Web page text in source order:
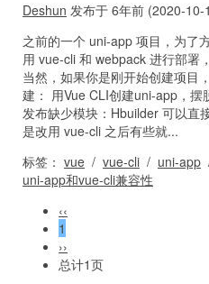
Deshun 发布于 6年前 (2020-10-
之前的一个 uni-app 项目，为了
用 vue-cli 和 webpack 进行部署
当然，如果你是刚开始创建项目
建： 用Vue CLI创建uni-app，摆
发布缺少模块：Hbuilder 可以直
是改用 vue-cli 之后有些就...
标签： vue / vue-cli / uni-app
uni-app和vue-cli兼容性
‹‹
1
››
总计1页